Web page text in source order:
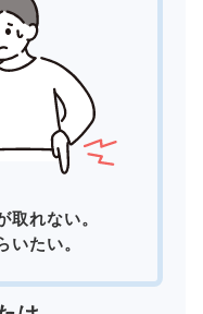
取れない。
いたい。